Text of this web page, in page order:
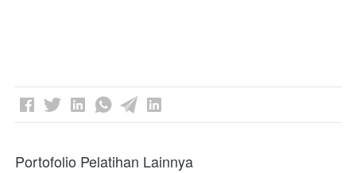
Portofolio Pelatihan Lainnya